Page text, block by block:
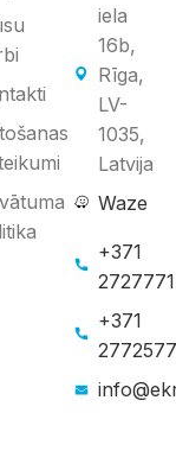
iela
16b,
Rīga,
LV-
1035,
Latvija
Waze
+371
+371